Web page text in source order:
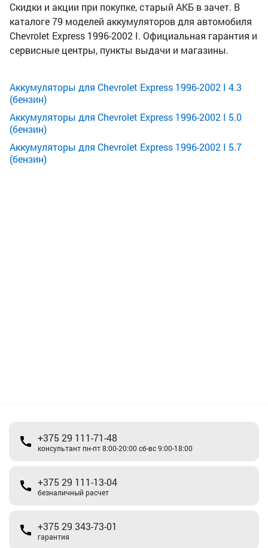
Скидки и акции при покупке, старый АКБ в зачет. В
каталоге 79 моделей аккумуляторов для автомобиля
Chevrolet Express 1996-2002 I. Официальная гарантия и
сервисные центры, пункты выдачи и магазины.
Аккумуляторы для Chevrolet Express 1996-2002 I 4.3
(бензин)
Аккумуляторы для Chevrolet Express 1996-2002 I 5.0
(бензин)
Аккумуляторы для Chevrolet Express 1996-2002 I 5.7
(бензин)
+375 29 111-71-48
консультант пн-пт 8:00-20:00 сб-вс 9:00-18:00
+375 29 111-13-04
безналичный расчет
+375 29 343-73-01
гарантия